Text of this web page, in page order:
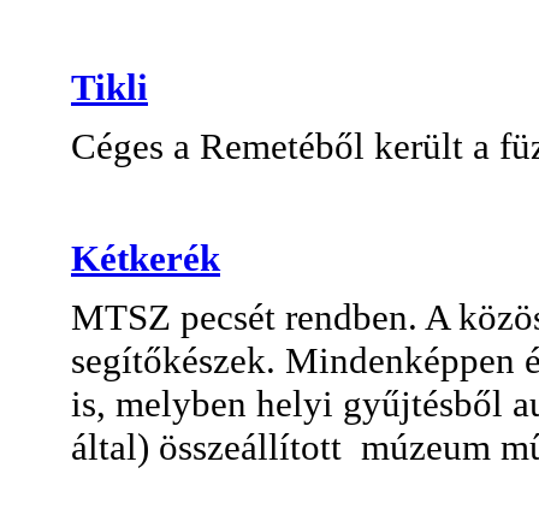
Tikli
Céges a Remetéből került a
Kétkerék
MTSZ pecsét rendben. A
segítőkészek. Mindenképpen
is, melyben helyi gyűjtésből
által) összeállított múzeum